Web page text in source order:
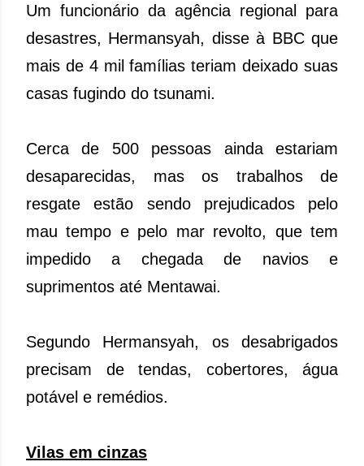
Um funcionário da agência regional para
desastres, Hermansyah, disse à BBC que
mais de 4 mil famílias teriam deixado suas
casas fugindo do tsunami.
Cerca de 500 pessoas ainda estariam
desaparecidas, mas os trabalhos de
resgate estão sendo prejudicados pelo
mau tempo e pelo mar revolto, que tem
impedido a chegada de navios e
suprimentos até Mentawai.
Segundo Hermansyah, os desabrigados
precisam de tendas, cobertores, água
potável e remédios.
Vilas em cinzas